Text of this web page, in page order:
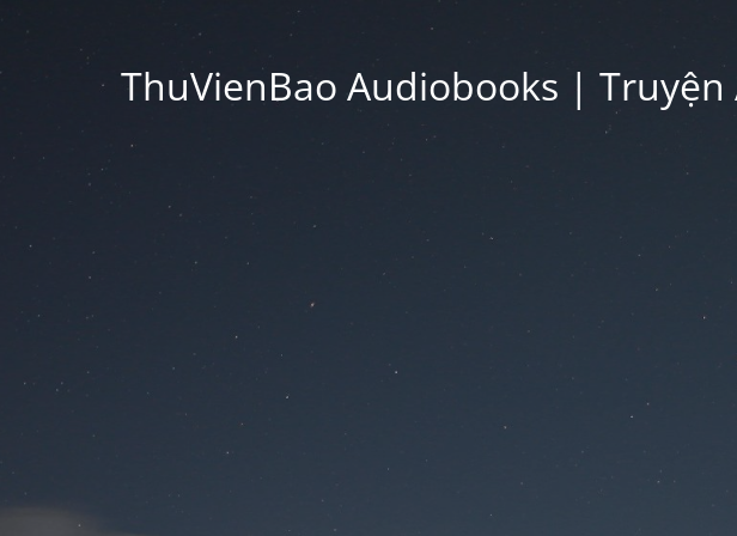
ThuVienBao Audiobooks |